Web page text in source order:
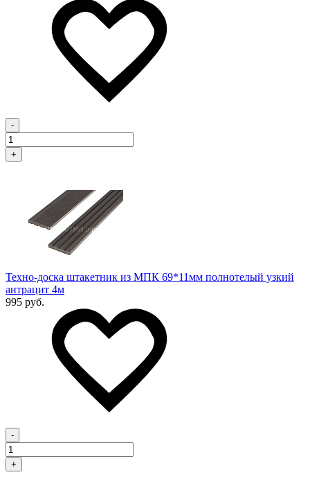
-
+
Техно-доска штакетник из МПК 69*11мм полнотелый узкий
антрацит 4м
995 руб.
-
+